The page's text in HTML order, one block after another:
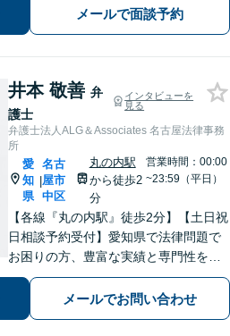
お任せください。納得感の高い、最善
の解決を目指して尽力いたします【土
メールで面談予約
井本 敬善 弁
護士
インタビューを
見る
弁護士法人ALG＆Associates 名古屋法律事務
所
愛
知
県
|
名古
屋市
中区
丸の内駅
から徒歩2
分
営業時間：00:00
~23:59（平日）
【各線『丸の内駅』徒歩2分】【土日祝
日相談予約受付】愛知県で法律問題で
お困りの方、豊富な実績と専門性を持
つ弁護士が、ともに解決を目指しま
す。どうぞお気軽にご相談ください。
メールでお問い合わせ